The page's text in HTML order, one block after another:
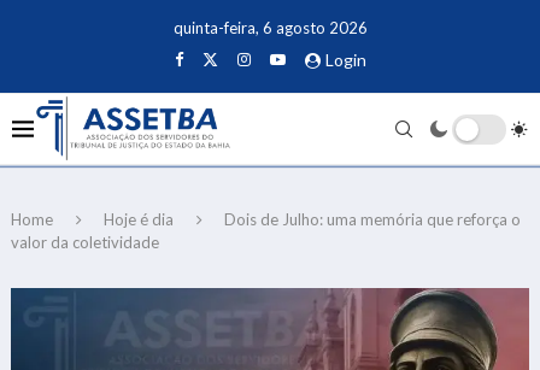
quinta-feira, 6 agosto 2026
Login
Home Hoje é dia
Dois de Julho: uma memória que reforça o
valor da coletividade